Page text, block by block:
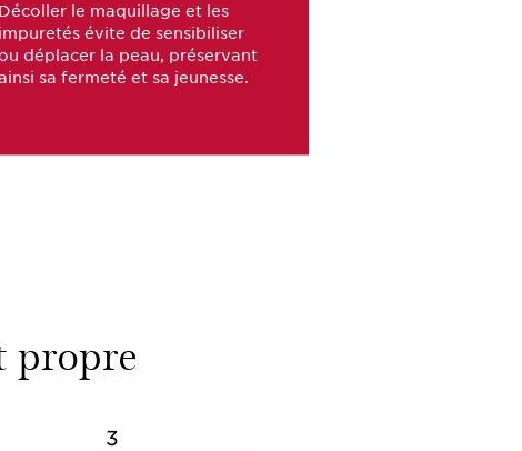
Décoller le maquillage et les
impuretés évite de sensibiliser
déplacer la peau, préservant
sa fermeté et sa jeunesse.
propre
3